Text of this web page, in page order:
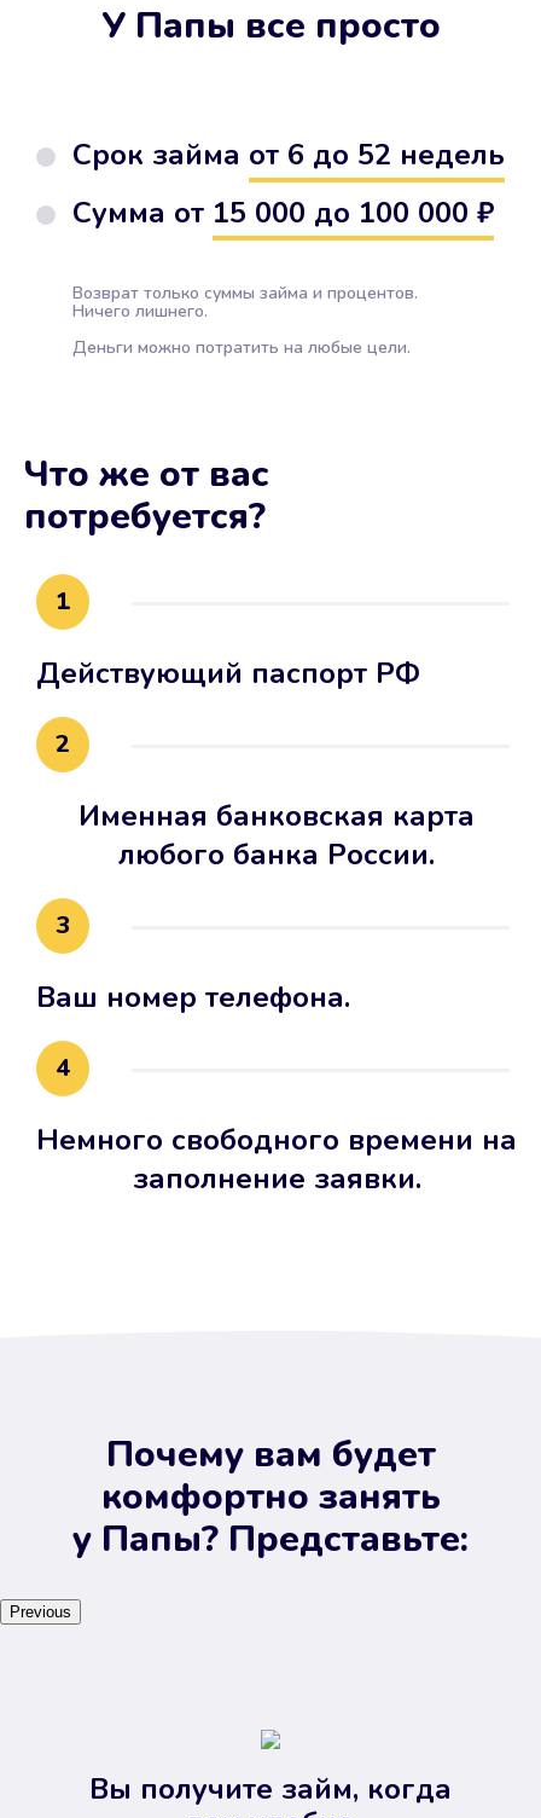
У Папы все просто
Срок займа от 6 до 52 недель
Сумма от 15 000 до 100 000 ₽
Возврат только суммы займа и процентов.
Ничего лишнего.
Деньги можно потратить на любые цели.
Что же от вас
потребуется?
1
Действующий паспорт РФ
2
Именная банковская карта
любого банка России.
3
Ваш номер телефона.
4
Немного свободного времени на
заполнение заявки.
Почему вам будет
комфортно занять
у Папы? Представьте:
Previous
Вы получите займ, когда